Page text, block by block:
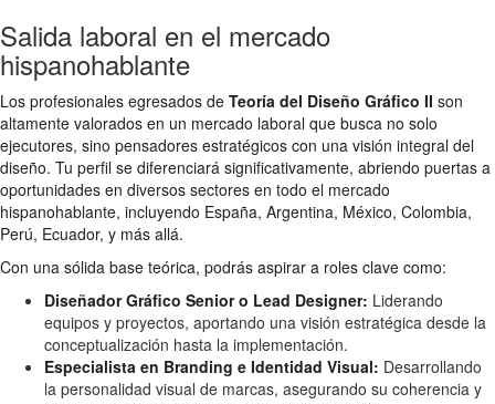
Salida laboral en el mercado
hispanohablante
Los profesionales egresados de Teoría del Diseño Gráfico II son
altamente valorados en un mercado laboral que busca no solo
ejecutores, sino pensadores estratégicos con una visión integral del
diseño. Tu perfil se diferenciará significativamente, abriendo puertas a
oportunidades en diversos sectores en todo el mercado
hispanohablante, incluyendo España, Argentina, México, Colombia,
Perú, Ecuador, y más allá.
Con una sólida base teórica, podrás aspirar a roles clave como:
Diseñador Gráfico Senior o Lead Designer: Liderando
equipos y proyectos, aportando una visión estratégica desde la
conceptualización hasta la implementación.
Especialista en Branding e Identidad Visual: Desarrollando
la personalidad visual de marcas, asegurando su coherencia y